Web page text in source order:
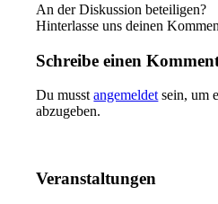
An der Diskussion beteiligen?
Hinterlasse uns deinen
Schreibe einen
Du musstangemeldet sein, um
abzugeben.
Veranstaltungen